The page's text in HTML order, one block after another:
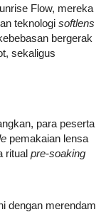
Flow, mereka
teknologi softlens
bergerak
sekaligus
para peserta
pemakaian lensa
ritual pre-soaking
dengan merendam